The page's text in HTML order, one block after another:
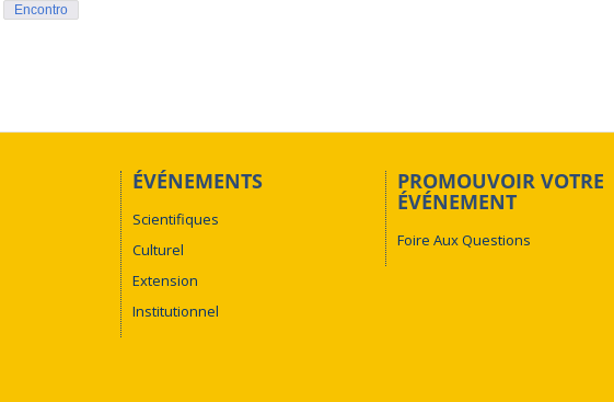
Encontro
ÉVÉNEMENTS
Scientifiques
Culturel
Extension
Institutionnel
PROMOUVOIR VOTRE
ÉVÉNEMENT
Foire Aux Questions